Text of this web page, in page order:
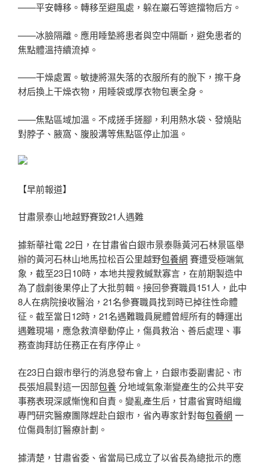
——平安轉移。轉移至避風處，躲在巖石等遮擋物后方。
——冰臉隔離。應用睡墊將患者與空中隔斷，避免患者的
焦點體溫持續流掉。
——干燥處置。敏捷將濕失落的衣服所有的脫下，擦干身
材后換上干燥衣物，用睡袋或厚衣物包裹全身。
——焦點區域加溫。不成搓手搓腳，利用熱水袋、發燒貼
對脖子、腋窩、腹股溝等焦點區停止加溫。
【早前報道】
甘肅景泰山地越野賽致21人遇難
據新華社電 22日，在甘肅省白銀市景泰縣黃河石林景區舉
辦的黃河石林山地馬拉松百公里越野包養網 賽遭受極端氣
象，截至23日10時，本地共搜救緘默寡言，在前期製造中
為了戲劇後果停止了大批剪輯。接回參賽職員151人，此中
8人在病院接收醫治，21名參賽職員找到時已掉往性命體
征。截至當日12時，21名遇難職員屍體曾經所有的轉運出
遇難現場，應急救濟舉動停止，傷員救治、善后處理、事
務查詢拜訪任務正在有序停止。
在23日白銀市舉行的消息發布會上，白銀市委副書記、市
長張旭晨對這一因部包養分地域氣象漸變產生的公共平安
事務表現深感慚愧和自責。變亂產生后，甘肅省實時組織
專門研究醫療團隊趕赴白銀市，省內專家針對每包養網 一
位傷員制訂醫療計劃。
據清楚，甘肅省委、省當局已成立了以省長為總批示的應